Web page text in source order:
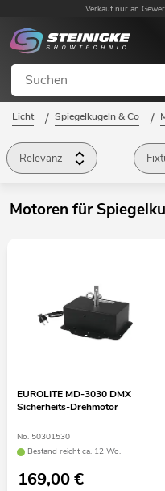
Verkauf nur an
Licht / Spiegelkugeln & Co /
Relevanz
Motoren für
EUROLITE MD-3030 DMX
Sicherheits-Drehmotor
No. 50301530
Bestand reicht ca. 12 Wo.
169,00€